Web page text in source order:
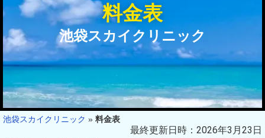
料金表
池袋スカイクリニック
池袋スカイクリニック » 料金表
最終更新日時：2026年3月23日